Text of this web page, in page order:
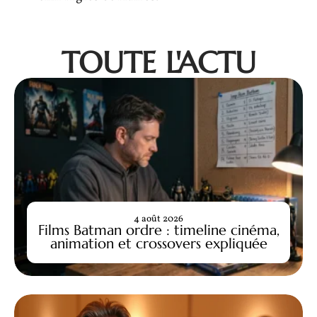
TOUTE L'ACTU
Films Batman ordre : timeline cinéma,
animation et crossovers expliquée
4 août 2026